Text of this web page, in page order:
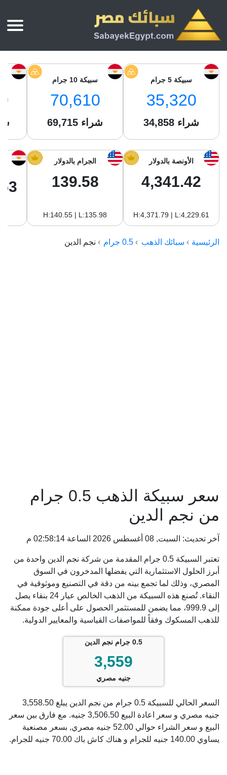
أسعار الذهب
سعر الذهب عيار 24
سعر جنيه الذهب
سبائك الذهب
بي تي سي
سام
سليمة جولد
سويس جولد
أسعار الفضة اليوم
سبائك الفضة
بي تي سي
جونير
نجم الدين
من نحن
سبيكة 5 جرام
35,320
34,858 شراء
سبيكة 10 جرام
70,610
69,715 شراء
الأونصة بالدولار
4,341.42
H:4,371.79 | L:4,229.61
الجرام بالدولار
139.58
H:140.55 | L:135.98
الرئيسية سبائك الذهب 0.5 جرام نجم الدين
سعر سبيكة الذهب 0.5 جرام
من نجم الدين
آخر تحديث: السبت, 08 أغسطس 2026 الساعة 02:58:14 م
تعتبر السبيكة 0.5 جرام المقدمة من شركة نجم الدين واحدة من
أبرز الحلول الاستثمارية التي يفضلها المدخرون في السوق
المصري، وذلك لما تجمع بينه من دقة في التصنيع وموثوقية في
النقاء. تُصنع هذه السبيكة من الذهب الخالص عيار 24 بنقاء يصل
إلى 999.9، مما يضمن للمستثمر الحصول على أعلى جودة ممكنة
للذهب المسكوك وفقاً للمواصفات القياسية والمعايير الدولية.
0.5 جرام نجم الدين
3,559
جنيه مصري
السعر الحالي للسبيكة 0.5 جرام من نجم الدين يبلغ 3,558.50
جنيه مصري و سعر اعادة البيع 3,506.50 جنيه. مع فارق بين سعر
البيع و سعر الشراء حوالي 52.00 جنيه مصري, بسعر مصنعية
يساوي 140.00 جنيه للجرام و هناك كاش باك 70.00 جنيه للجرام.